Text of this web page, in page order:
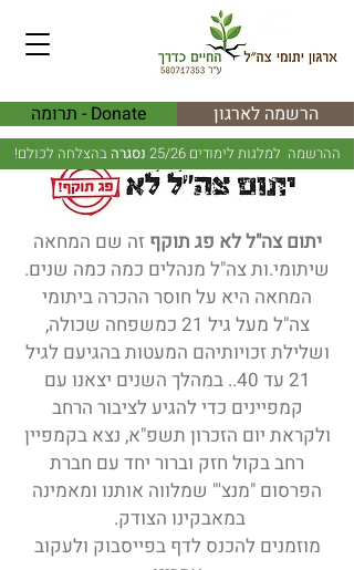
הרשמה לארגון Donate - תרומה
ההרשמה למלגות לימודים 25/26 נסגרהבהצלחה לכולם!
יתום צה"ל לא פג תוקף זה שם המחאה
שיתומי.ות צה"ל מנהלים כמה כמה שנים.
המחאה היא על חוסר ההכרה ביתומי
צה"ל מעל גיל 21 כמשפחה שכולה,
ושלילת זכויותיהם המעטות בהגיעם לגיל
21 עד 40.. במהלך השנים יצאנו עם
קמפיינים כדי להגיע לציבור הרחב
ולקראת יום הזכרון תשפ"א, נצא בקמפיין
רחב בקול חזק וברור יחד עם חברת
הפרסום "מנצ'" שמלווה אותנו ומאמינה
במאבקינו הצודק.
מוזמנים להכנס לדף בפייסבוק ולעקוב